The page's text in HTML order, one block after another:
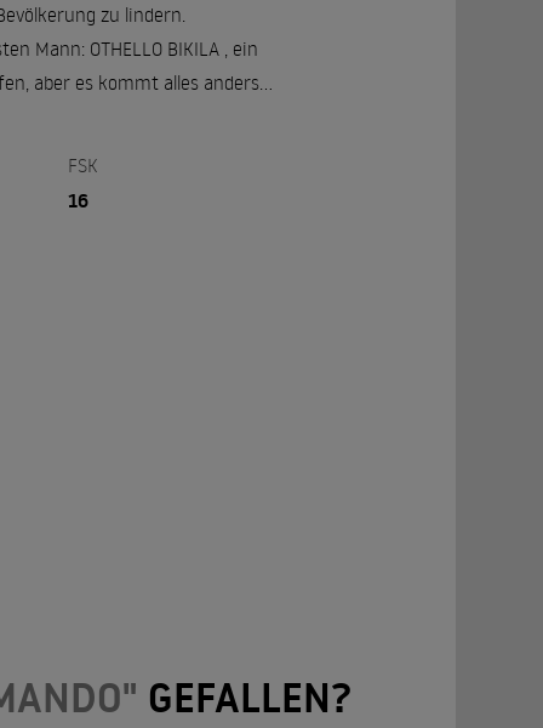
zu lindern.
Mann: OTHELLO BIKILA , ein
aber es kommt alles anders...
FSK
16
GEFALLEN?